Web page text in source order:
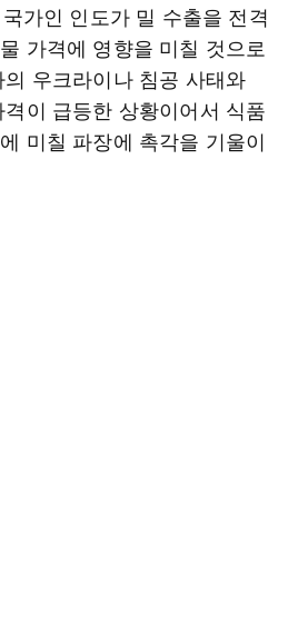
가인 인도가 밀 수출을 전격
가격에 영향을 미칠 것으로
우크라이나 침공 사태와
이 급등한 상황이어서 식품
미칠 파장에 촉각을 기울이